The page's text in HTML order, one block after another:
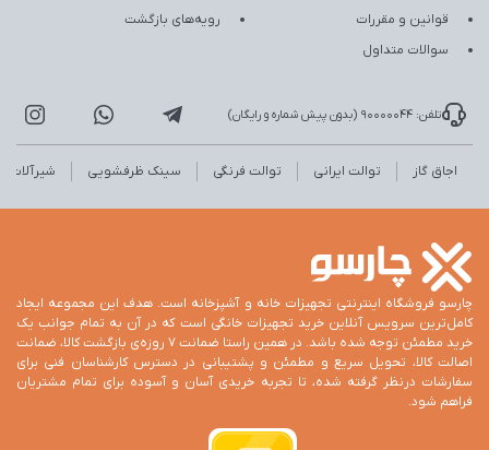
قوانین و مقررات
سوالات متداول
رویه‌های بازگشت
تلفن: 90000044 (بدون پیش شماره و رایگان)
اجاق گاز توالت ایرانی توالت فرنگی سینک ظرفشویی شیرآلات
چارسو فروشگاه اینترنتی تجهیزات خانه و آشپزخانه است. هدف این مجموعه ایجاد
کامل‌ترین سرویس آنلاین خرید تجهیزات خانگی است که در آن به تمام جوانب یک
خرید مطمئن توجه شده باشد. در همین راستا ضمانت 7 روزه‌ی بازگشت کالا، ضمانت
اصالت کالا، تحویل سریع و مطمئن و پشتیبانی در دسترس کارشناسان فنی برای
سفارشات درنظر گرفته شده، تا تجربه خریدی آسان و آسوده برای تمام مشتریان
فراهم شود.